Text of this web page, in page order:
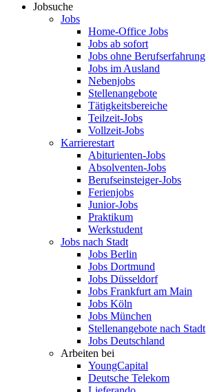
Jobsuche
Jobs
Home-Office Jobs
Jobs ab sofort
Jobs ohne Berufserfahrung
Jobs im Ausland
Nebenjobs
Stellenangebote
Tätigkeitsbereiche
Teilzeit-Jobs
Vollzeit-Jobs
Karrierestart
Abiturienten-Jobs
Absolventen-Jobs
Berufseinsteiger-Jobs
Ferienjobs
Junior-Jobs
Praktikum
Werkstudent
Jobs nach Stadt
Jobs Berlin
Jobs Dortmund
Jobs Düsseldorf
Jobs Frankfurt am Main
Jobs Köln
Jobs München
Stellenangebote nach Stadt
Jobs Deutschland
Arbeiten bei
YoungCapital
Deutsche Telekom